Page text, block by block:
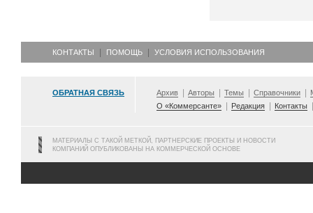
КОНТАКТЫ ПОМОЩЬ УСЛОВИЯ ИСПОЛЬЗОВАНИЯ
ОБРАТНАЯ СВЯЗЬ Архив Авторы Темы Справочники
О «Коммерсанте»
Редакция Контакты
МАТЕРИАЛЫ С ТАКОЙ МЕТКОЙ, ПАРТНЕРСКИЕ ПРОЕКТЫ И НОВОСТИ
КОМПАНИЙ ОПУБЛИКОВАНЫ НА КОММЕРЧЕСКОЙ ОСНОВЕ